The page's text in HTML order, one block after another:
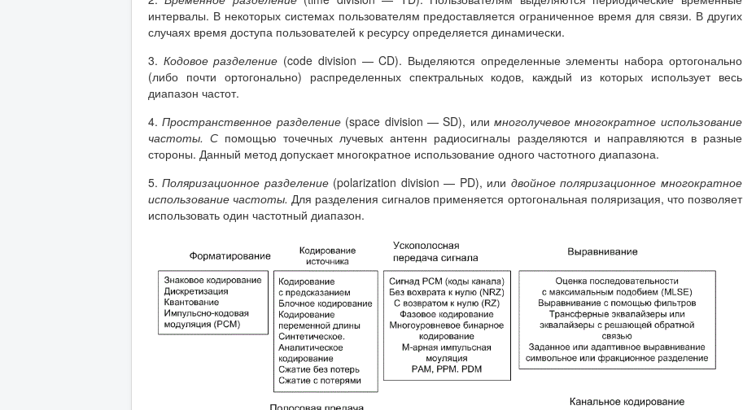
интервалы. В некоторых системах пользователям предоставляется ограниченное время для связи. В других
случаях время доступа пользователей к ресурсу определяется динамически.
3. Кодовое разделение (code division — CD). Выделяются определенные элементы набора ортогонально
(либо почти ортогонально) распределенных спектральных кодов, каждый из которых использует весь
диапазон частот.
4.Пространственное разделение (space division — SD), илимноголучевое многократное использование
частоты. С помощью точечных лучевых антенн радиосигналы разделяются и направляются в разные
стороны. Данный метод допускает многократное использование одного частотного диапазона.
5.Поляризационное разделение (polarization division — PD), или двойное поляризационное многократное
использование частоты.Для разделения сигналов применяется ортогональная поляризация, что позволяет
использовать один частотный диапазон.